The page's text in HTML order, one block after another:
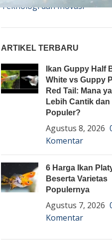
Teknologi dan Inovasi
ARTIKEL TERBARU
Ikan Guppy Half
White vs Guppy
Red Tail: Mana
Lebih Cantik dan
Populer?
Agustus 8, 2026
Komentar
6 Harga Ikan
Beserta Varietas
Populernya
Agustus 7, 2026
Komentar